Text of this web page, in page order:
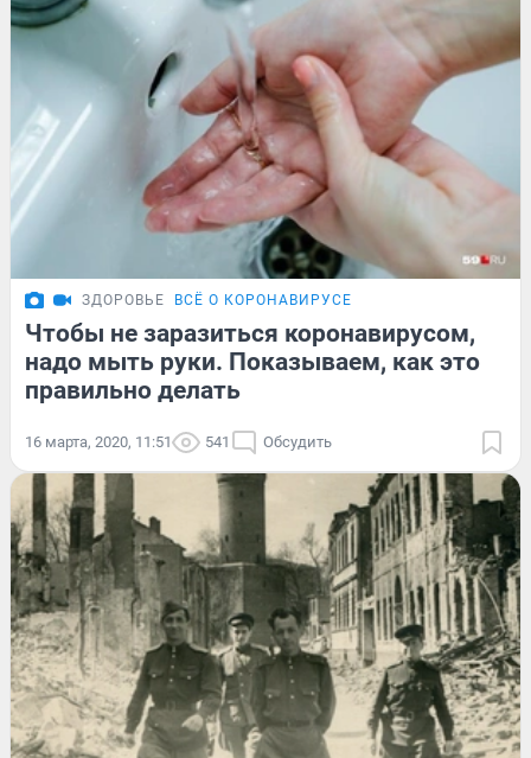
ЗДОРОВЬЕ ВСЁ О КОРОНАВИРУСЕ
Чтобы не заразиться коронавирусом,
надо мыть руки. Показываем, как это
правильно делать
16 марта, 2020, 11:51 541 Обсудить